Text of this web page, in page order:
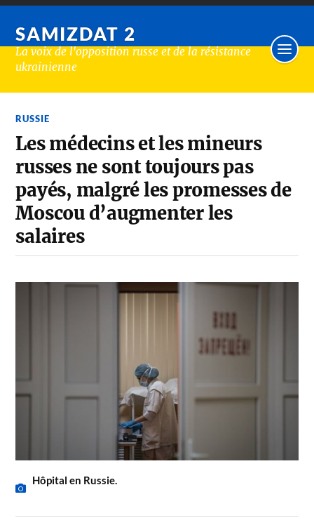
SAMIZDAT 2
La voix de l'opposition russe et de la résistance
ukrainienne
RUSSIE
Les médecins et les mineurs
russes ne sont toujours pas
payés, malgré les promesses de
Moscou d’augmenter les
salaires
Hôpital en Russie.